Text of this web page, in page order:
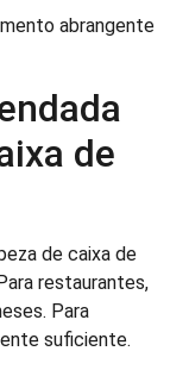
abrangente
de
de caixa de
restaurantes,
Para
suficiente.